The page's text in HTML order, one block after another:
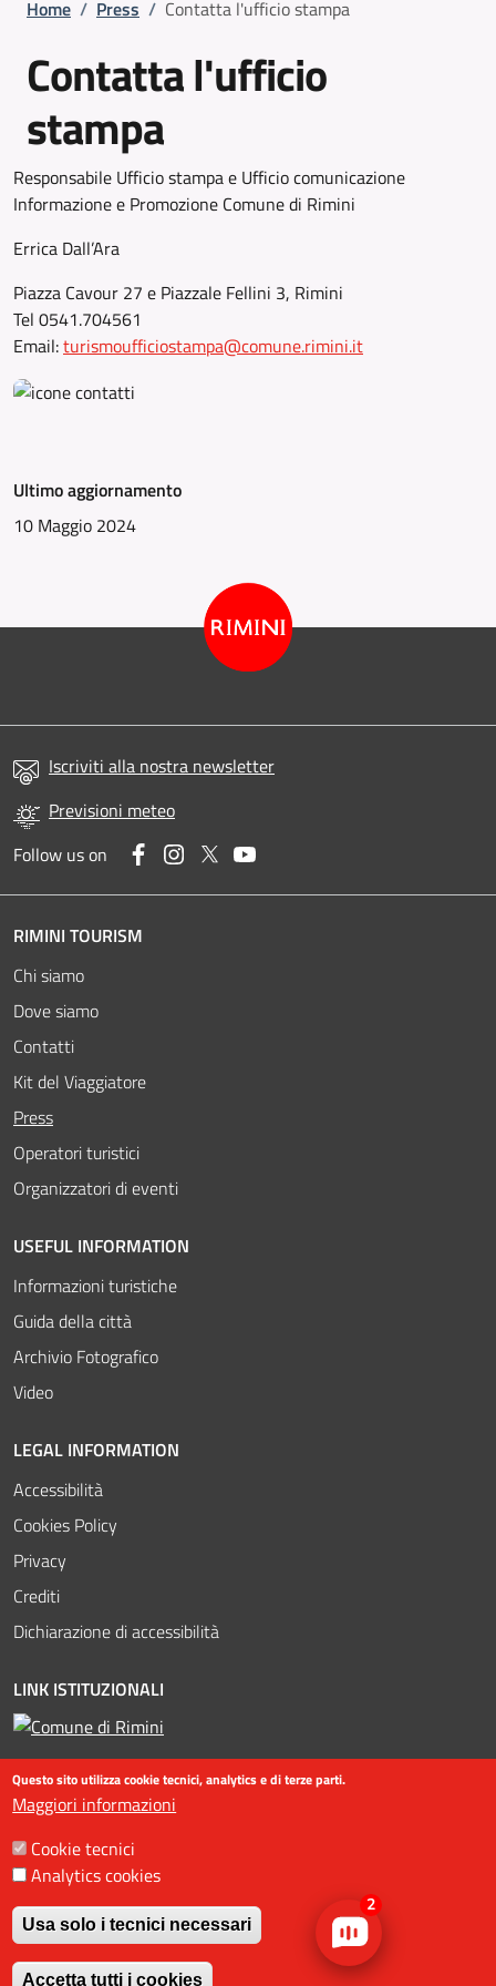
Home / Press / Contatta l'ufficio stampa
Contatta l'ufficio
stampa
Responsabile Ufficio stampa e Ufficio comunicazione
Informazione e Promozione Comune di Rimini
Errica Dall’Ara
Piazza Cavour 27 e Piazzale Fellini 3, Rimini
Tel 0541.704561
Email:turismoufficiostampa@comune.rimini.it
Ultimo aggiornamento
10 Maggio 2024
Iscriviti alla nostra newsletter
Previsioni meteo
Follow us on
FacebookInstagram
Twitter
RIMINI TOURISM
Chi siamo
Dove siamo
Contatti
Kit del Viaggiatore
Press
Operatori turistici
Organizzatori di eventi
USEFUL INFORMATION
Informazioni turistiche
Guida della città
Archivio Fotografico
Video
LEGAL INFORMATION
Accessibilità
Cookies Policy
Privacy
Crediti
Dichiarazione di accessibilità
LINK ISTITUZIONALI
©2016-2023 Assessorato al turismo / Comune di Rimini, Piazzale
Fellini 3 47921 - Rimini - +39 0541 704587 / Ufficio Informazioni
Turistiche (IAT) +39 0541 53399 / fax +39 0541 56598 / Statistiche
Questo sito utilizza cookie tecnici, analytics e di terze parti.
Maggiori informazioni
Cookie tecnici
Analytics cookies
Usa solo i tecnici necessari
Accetta tutti i cookies
Revoca il consenso
2